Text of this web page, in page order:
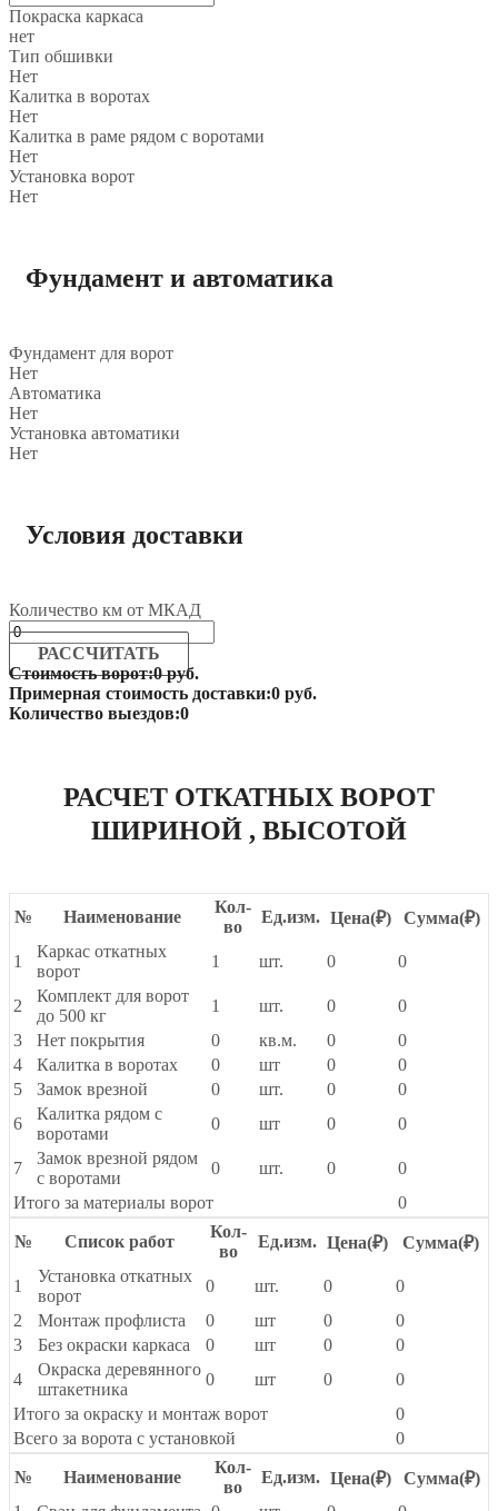
Покраска каркаса
нет
Тип обшивки
Нет
Калитка в воротах
Нет
Калитка в раме рядом с воротами
Нет
Установка ворот
Нет
Фундамент и автоматика
Фундамент для ворот
Нет
Автоматика
Нет
Установка автоматики
Нет
Условия доставки
Количество км от МКАД
РАССЧИТАТЬ
Стоимость ворот:0 руб.
Примерная стоимость доставки:0 руб.
Количество выездов:0
РАСЧЕТ ОТКАТНЫХ ВОРОТ
ШИРИНОЙ , ВЫСОТОЙ
№ Наименование
Кол-
во
Ед.изм. Цена(₽) Сумма(₽)
1
Каркас откатных
ворот
1 шт. 0 0
2
Комплект для ворот
до 500 кг
1 шт. 0
0
3
Нет покрытия 0 кв.м. 0
0
4
Калитка в воротах 0 шт 0
0
5
Замок врезной 0 шт. 0
0
6
Калитка рядом с
воротами
0 шт 0 0
7
Замок врезной рядом
с воротами
0 шт. 0
0
Итого за материалы ворот
0
№ Список работ
Кол-
во
Ед.изм. Цена(₽) Сумма(₽)
1
Установка откатных
ворот
0 шт. 0
0
2
Монтаж профлиста 0 шт 0
0
3
Без окраски каркаса 0 шт 0
0
4
Окраска деревянного
штакетника
0 шт 0
0
Итого за окраску и монтаж ворот
0
Всего за ворота с установкой
0
№ Наименование
Кол-
во
Ед.изм. Цена(₽) Сумма(₽)